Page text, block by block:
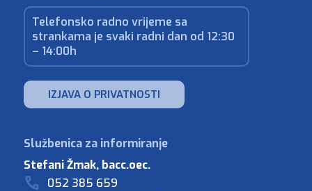
Telefonsko radno vrijeme sa
strankama je svaki radni dan od 12:30
– 14:00h
IZJAVA O PRIVATNOSTI
Stefani Žmak, bacc.oec.
052 385 659